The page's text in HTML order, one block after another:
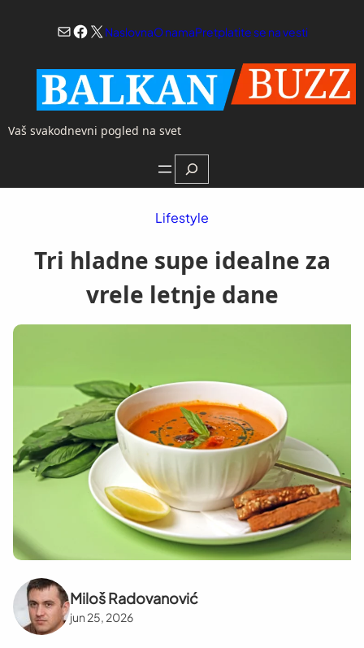
Mail
Facebook
X NaslovnaO namaPretplatite se na vesti
Vaš svakodnevni pogled na svet
Search
Lifestyle
Tri hladne supe idealne za
vrele letnje dane
Miloš Radovanović
jun 25, 2026